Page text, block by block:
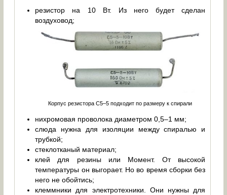
резистор на 10 Вт. Из него будет сделан
воздуховод;
Корпус резистора С5–5 подходит по размеру к спирали
нихромовая проволока диаметром 0,5–1 мм;
слюда нужна для изоляции между спиралью и
трубкой;
стеклотканый материал;
клей для резины или Момент. От высокой
температуры он выгорает. Но во время сборки без
него не обойтись;
клеммники для электротехники. Они нужны для